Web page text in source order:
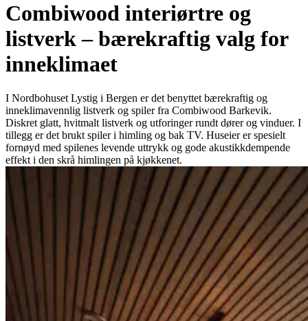
Combiwood interiørtre og
listverk – bærekraftig valg for
inneklimaet
I Nordbohuset Lystig i Bergen er det benyttet bærekraftig og
inneklimavennlig listverk og spiler fra Combiwood Barkevik.
Diskret glatt, hvitmalt listverk og utforinger rundt dører og vinduer. I
tillegg er det brukt spiler i himling og bak TV. Huseier er spesielt
fornøyd med spilenes levende uttrykk og gode akustikkdempende
effekt i den skrå himlingen på kjøkkenet.